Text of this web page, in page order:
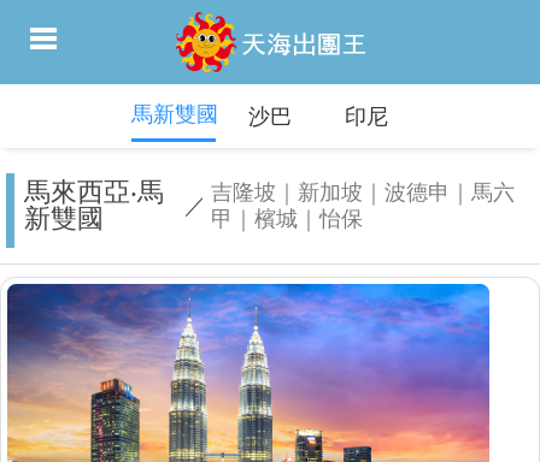
馬新雙國 沙巴 印尼
馬來西亞‧馬
新雙國
／
吉隆坡｜新加坡｜波德申｜馬六
甲｜檳城｜怡保